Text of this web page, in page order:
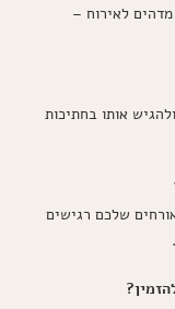
לאירוח –
אותו בחתיכות
שלכם רגישים